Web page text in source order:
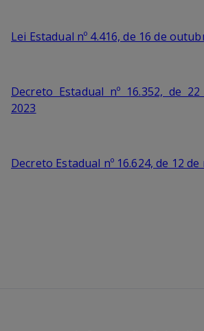
Lei Estadual nº 4.416, de 16 de
Decreto Estadual nº 16.352, de
2023
Decreto Estadual nº 16.624, de 12 de